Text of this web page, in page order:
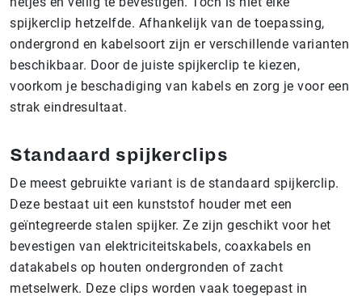
spijkerclip hetzelfde. Afhankelijk van de toepassing,
ondergrond en kabelsoort zijn er verschillende varianten
beschikbaar. Door de juiste spijkerclip te kiezen,
voorkom je beschadiging van kabels en zorg je voor een
strak eindresultaat.
Standaard spijkerclips
De meest gebruikte variant is de standaard spijkerclip.
Deze bestaat uit een kunststof houder met een
geïntegreerde stalen spijker. Ze zijn geschikt voor het
bevestigen van elektriciteitskabels, coaxkabels en
datakabels op houten ondergronden of zacht
metselwerk. Deze clips worden vaak toegepast in